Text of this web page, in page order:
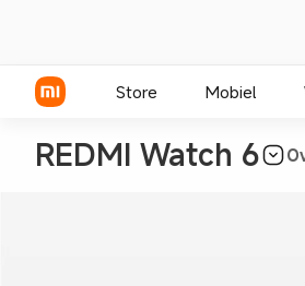
Store Mobiel
REDMI Watch 6